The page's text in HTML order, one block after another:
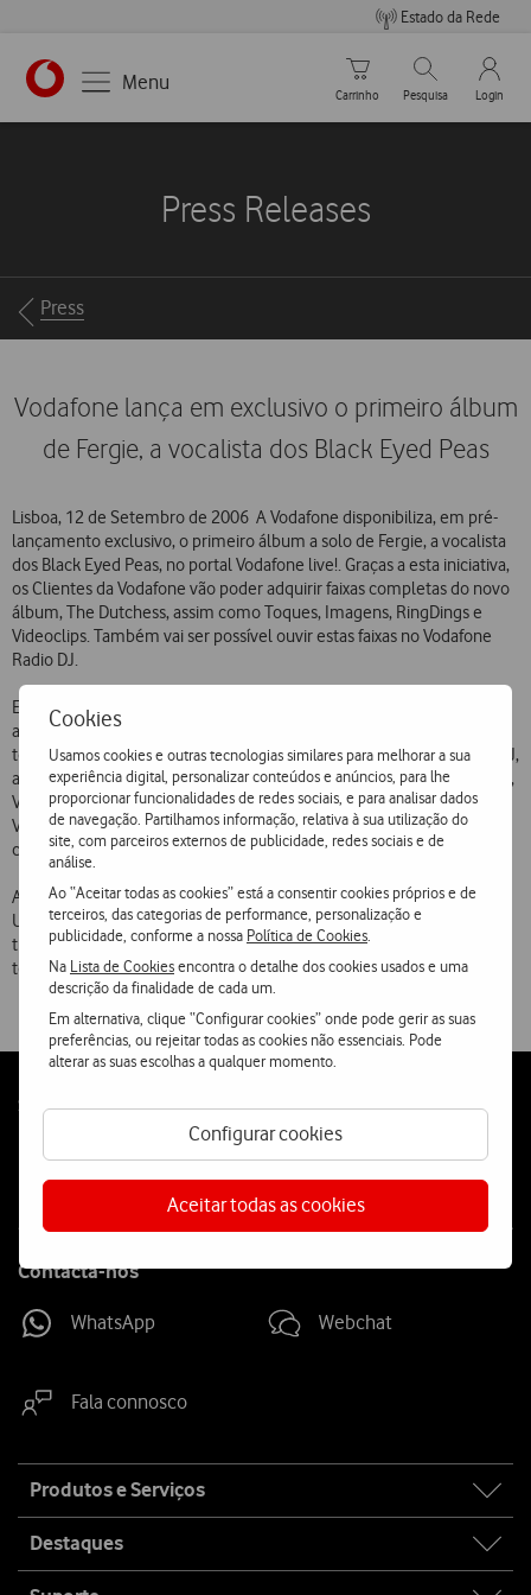
Cookies
Usamos cookies e outras tecnologias similares para melhorar a sua
experiência digital, personalizar conteúdos e anúncios, para lhe
proporcionar funcionalidades de redes sociais, e para analisar dados
de navegação. Partilhamos informação, relativa à sua utilização do
site, com parceiros externos de publicidade, redes sociais e de
análise.
Ao “Aceitar todas as cookies” está a consentir cookies próprios e de
terceiros, das categorias de performance, personalização e
publicidade, conforme a nossa Política de Cookies
Na Lista de Cookiesencontra o detalhe dos cookies usados e uma
descrição da finalidade de cada um.
Em alternativa, clique “Configurar cookies” onde pode gerir as suas
preferências, ou rejeitar todas as cookies não essenciais. Pode
alterar as suas escolhas a qualquer momento.
Configurar cookies
Aceitar todas as cookies
Estado da Rede
https://www.vodafone.pt
Menu
Carrinho de compras
Carrinho
Pesquisar
Pesquisa
My
Login
Press Releases
Breadcrumbs
Press
Vodafone lança em exclusivo o primeiro álbum
de Fergie, a vocalista dos Black Eyed Peas
Lisboa, 12 de Setembro de 2006  A Vodafone disponibiliza, em pré-
lançamento exclusivo, o primeiro álbum a solo de Fergie, a vocalista
dos Black Eyed Peas, no portal Vodafone live!. Graças a esta iniciativa,
os Clientes da Vodafone vão poder adquirir faixas completas do novo
álbum, The Dutchess, assim como Toques, Imagens, RingDings e
Videoclips. Também vai ser possível ouvir estas faixas no Vodafone
Radio DJ.
Este pré-lançamento é um exclusivo da Vodafone Portugal, a qual,
além disso, é a única operadora em todo o mundo a disponibilizar
todos os Toques Reais deste álbum. Com efeito, o acesso ao Radio DJ,
assim como os downloads de Toques, RingDings, Músicas Completas,
Videoclips e Imagens para telemóvel, é reservado aos Clientes
Vodafone até dia 18 de Setembro, data a partir da qual o álbum será
colocado à venda nas lojas.
A partir de hoje, a Vodafone vai desenvolver, em conjunto com a
Universal, a editora do álbum, uma campanha de promoção do novo
trabalho da artista em Televisão, Mupis, Internet e autocolantes em
todos os CDs vendidos.
Follow
Social
Contacta-nos
WhatsApp Webchat
Fala connosco
map
Produtos e Serviços
Destaques